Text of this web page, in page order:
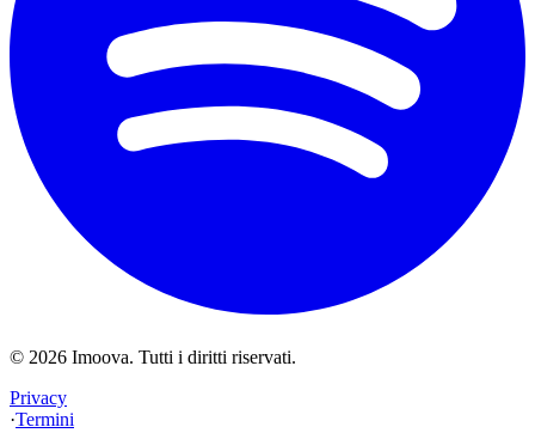
© 2026 Imoova. Tutti i diritti riservati.
Privacy
·Termini